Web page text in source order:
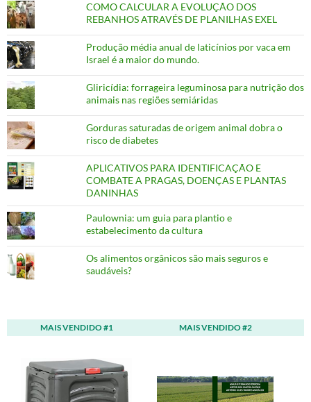
COMO CALCULAR A EVOLUÇÃO DOS
REBANHOS ATRAVÉS DE PLANILHAS EXEL
Produção média anual de laticínios por vaca em
Israel é a maior do mundo.
Gliricídia: forrageira leguminosa para nutrição dos
animais nas regiões semiáridas
Gorduras saturadas de origem animal dobra o
risco de diabetes
APLICATIVOS PARA IDENTIFICAÇÃO E
COMBATE A PRAGAS, DOENÇAS E PLANTAS
DANINHAS
Paulownia: um guia para plantio e
estabelecimento da cultura
Os alimentos orgânicos são mais seguros e
saudáveis?
MAIS VENDIDO #1 MAIS VENDIDO #2